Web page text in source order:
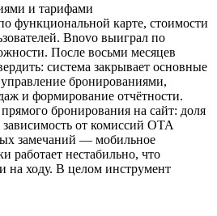
и тарифами
функциональной карте, стоимости
Bnovo выиграл по
После восьми месяцев
система закрывает основные
бронированиями,
и формирование отчётности.
бронирования на сайт: доля
от комиссий OTA
замечаний — мобильное
работает нестабильно, что
на ходу. В целом инструмент